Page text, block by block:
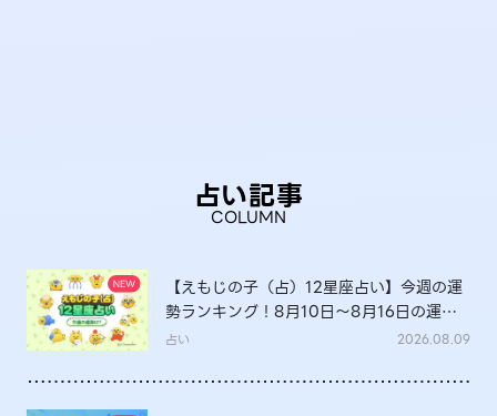
占い記事
COLUMN
【えもじの子（占）12星座占い】今週の運
勢ランキング！8月10日～8月16日の運勢
は？
占い 2026.08.09